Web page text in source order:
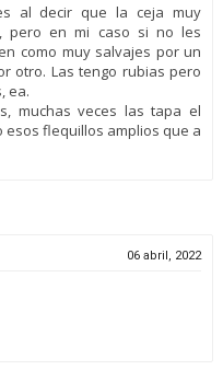
al decir que la ceja muy
pero en mi caso si no les
como muy salvajes por un
otro. Las tengo rubias pero
ea.
muchas veces las tapa el
esos flequillos amplios que a
06 abril, 2022